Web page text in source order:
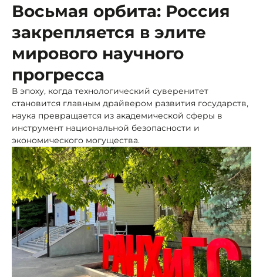
Восьмая орбита: Россия
закрепляется в элите
мирового научного
прогресса
В эпоху, когда технологический суверенитет
становится главным драйвером развития государств,
наука превращается из академической сферы в
инструмент национальной безопасности и
экономического могущества.